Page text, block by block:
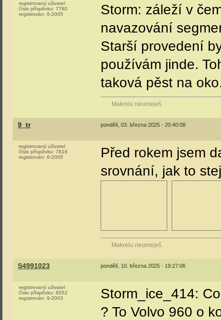
registrovaný uživatel
číslo příspěvku: 7780
registrován: 6-2005
Storm: záleží v
navazování
Starší provedení
používám jinde.
taková pěst na
Makrelu neumeješ.
9_tr pondělí, 03. března 2025 - 20:40:08
registrovaný uživatel
číslo příspěvku: 7816
registrován: 6-2005
Před rokem jsem
srovnání, jak to
Makrelu neumeješ.
S4991023 pondělí, 10. března 2025 - 19:27:06
registrovaný uživatel
číslo příspěvku: 6052
registrován: 9-2003
Storm_ice_414:
? To Volvo 960 o